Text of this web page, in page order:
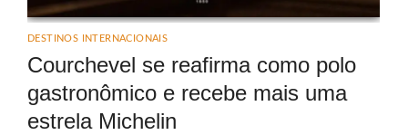
DESTINOS INTERNACIONAIS
Courchevel se reafirma como polo
gastronômico e recebe mais uma
estrela Michelin